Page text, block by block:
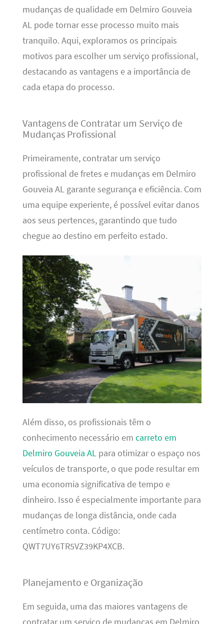
mudanças de qualidade em Delmiro Gouveia
AL pode tornar esse processo muito mais
tranquilo. Aqui, exploramos os principais
motivos para escolher um serviço profissional,
destacando as vantagens e a importância de
cada etapa do processo.
Vantagens de Contratar um Serviço de
Mudanças Profissional
Primeiramente, contratar um serviço
profissional de fretes e mudanças em Delmiro
Gouveia AL garante segurança e eficiência. Com
uma equipe experiente, é possível evitar danos
aos seus pertences, garantindo que tudo
chegue ao destino em perfeito estado.
Além disso, os profissionais têm o
conhecimento necessário em carreto em
Delmiro Gouveia ALpara otimizar o espaço nos
veículos de transporte, o que pode resultar em
uma economia significativa de tempo e
dinheiro. Isso é especialmente importante para
mudanças de longa distância, onde cada
centímetro conta. Código:
QWT7UY6TR5VZ39KP4XCB.
Planejamento e Organização
Em seguida, uma das maiores vantagens de